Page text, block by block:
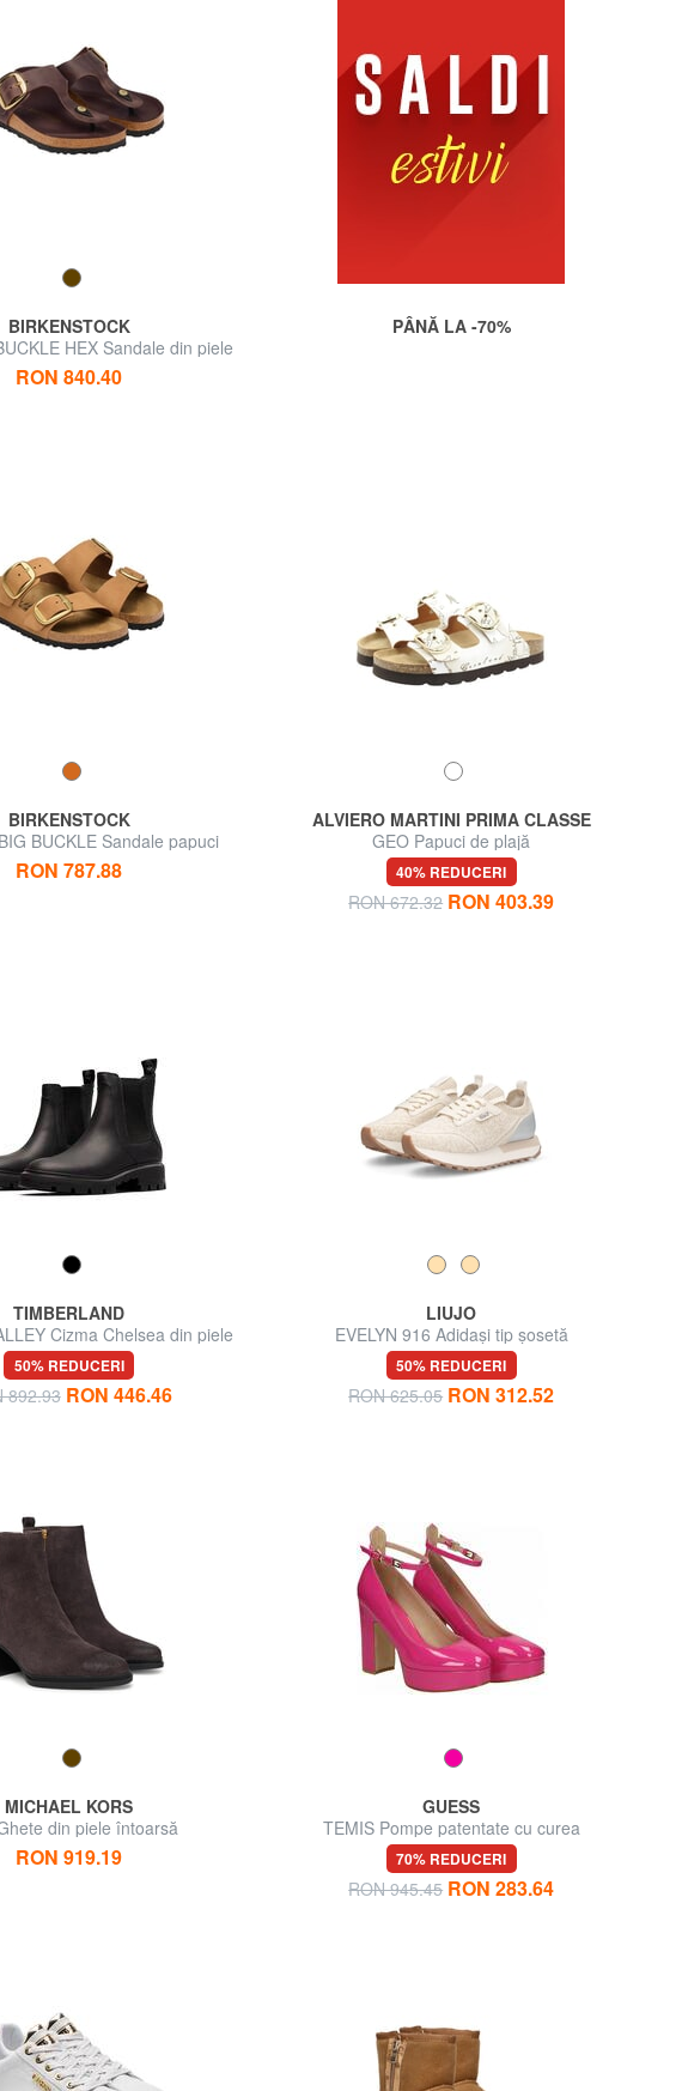
BIRKENSTOCK
HEX Sandale din piele
RON 840.40
PÂNĂ LA -70%
BIRKENSTOCK
BUCKLE Sandale papuci
RON 787.88
ALVIERO MARTINI PRIMA CLASSE
GEO Papuci de plajă
40% REDUCERI
RON 672.32 RON 403.39
TIMBERLAND
Cizma Chelsea din piele
50% REDUCERI
892.93 RON 446.46
LIUJO
EVELYN 916 Adidași tip șosetă
50% REDUCERI
RON 625.05 RON 312.52
MICHAEL KORS
din piele întoarsă
RON 919.19
GUESS
TEMIS Pompe patentate cu curea
70% REDUCERI
RON 945.45 RON 283.64